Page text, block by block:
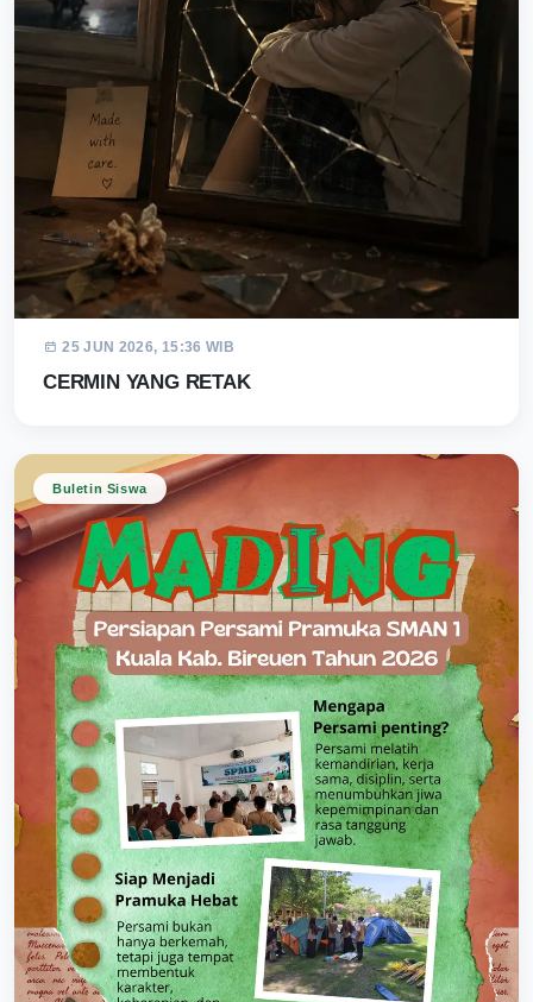
25 JUN 2026, 15:36 WIB
CERMIN YANG RETAK
Buletin Siswa